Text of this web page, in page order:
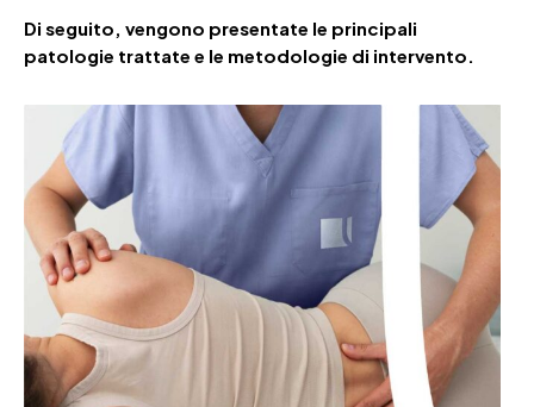
Di seguito, vengono presentate le principali
patologie trattate e le metodologie di intervento.